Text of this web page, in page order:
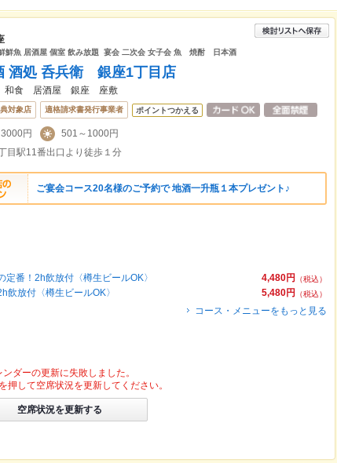
鮮魚 居酒屋 個室 飲み放題 宴会 二次会 女子会 魚 焼酎 日本酒
酒処 呑兵衛 銀座1丁目店
食 居酒屋 銀座 座敷
対象店 適格請求書発行事業者 ポイントつかえる
円
501～1000円
目駅11番出口より徒歩１分
ご宴会コース20名様のご予約で 地酒一升瓶１本プレゼント♪
4,480円
（税込）
定番！2h飲放付〈樽生ビールOK〉
5,480円
（税込）
飲放付〈樽生ビールOK〉
コース・メニューをもっと見る
ンダーの更新に失敗しました。
押して空席状況を更新してください。
空席状況を更新する